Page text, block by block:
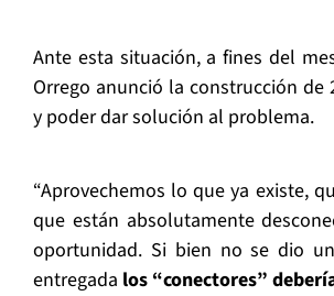
Ante esta situación, a fines del
Orrego anunció la construcción
y poder dar solución al problema.
“Aprovechemos lo que ya existe,
que están absolutamente
oportunidad. Si bien no se dio
entregada los “conectores”